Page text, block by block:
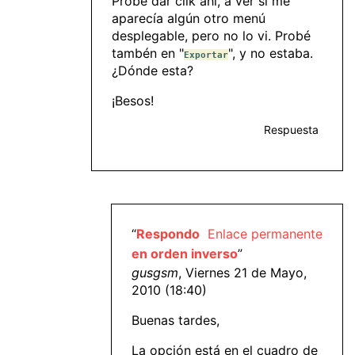
aparecía algún otro menú
desplegable, pero no lo vi. Probé
tambén en "Exportar", y no estaba.
¿Dónde esta?
¡Besos!
Respuesta
Enlace permanente
“Respondo
en orden inverso”
gusgsm, Viernes 21 de Mayo,
2010 (18:40)
Buenas tardes,
La opción está en el cuadro de